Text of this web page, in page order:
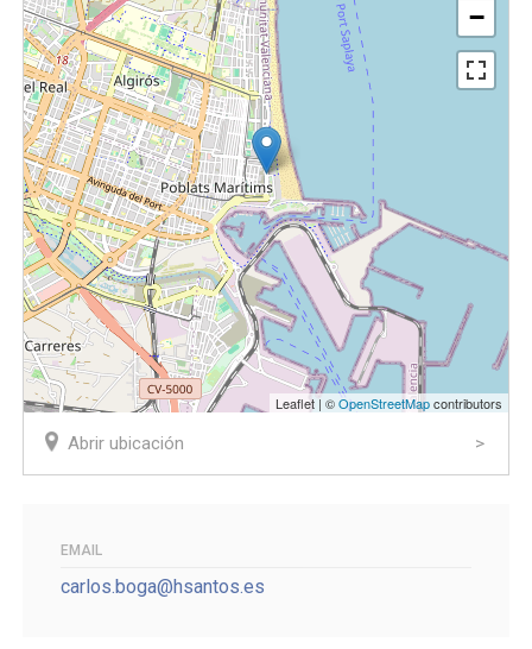
−
Leaflet | ©OpenStreetMapcontributors
Abrir ubicación
EMAIL
carlos.boga@hsantos.es